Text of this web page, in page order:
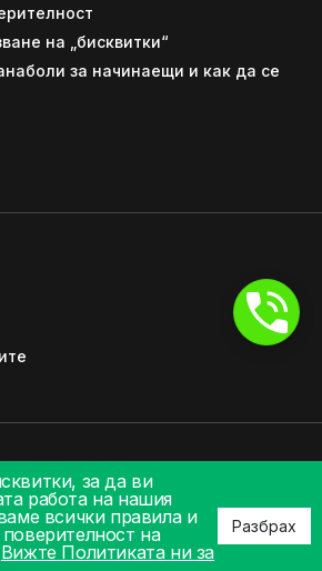
за да ви
работа на нашия
всички правила и
на
Вижте Политиката ни за
Разбрах
на „бисквитки“
за начинаещи и как да се